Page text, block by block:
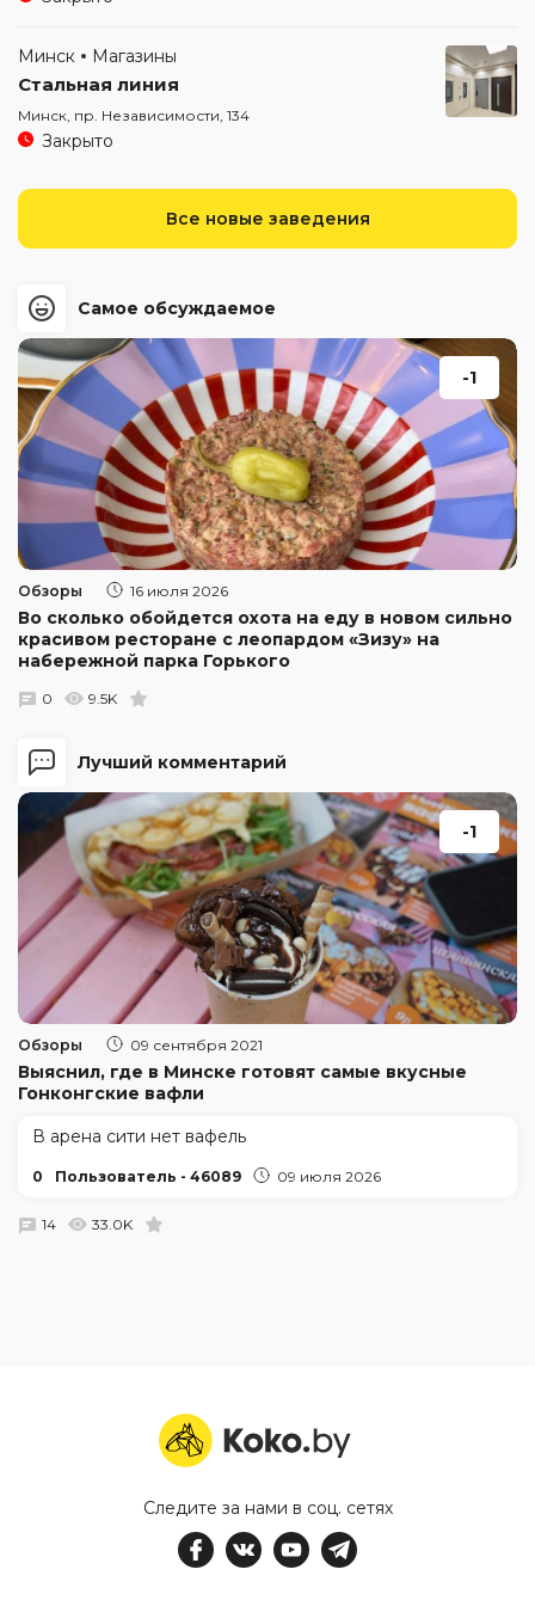
Минск Магазины
Стальная линия
Минск, пр. Независимости, 134
Закрыто
Все новые заведения
Лучший комментарий
-1
Обзоры 09 сентября 2021
Выяснил, где в Минске готовят самые вкусные
Гонконгские вафли
В арена сити нет вафель
0 Пользователь - 46089 09 июля 2026
14 33.0K
Самое обсуждаемое
-1
Обзоры 16 июля 2026
Во сколько обойдется охота на еду в новом сильно
красивом ресторане с леопардом «Зизу» на
набережной парка Горького
0 9.5K
Следите за нами в соц. сетях